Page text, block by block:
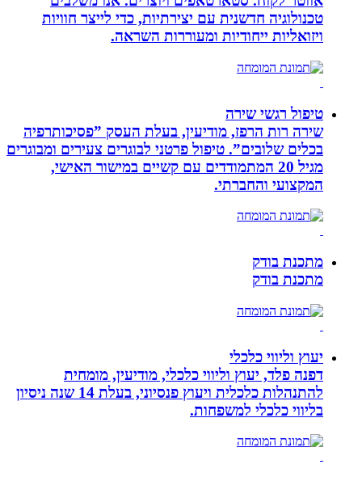
טכנולוגיה חדשנית עם יצירתיות, כדי לייצר חוויות
ויזואליות ייחודיות ומעוררות השראה.
טיפול רגשי שירה
שירה רות הרפז, מודיעין, בעלת העסק ”פסיכותרפיה
בכלים שלובים”. טיפול פרטני לבוגרים צעירים ומבוגרים
מגיל 20 המתמודדים עם קשיים במישור האישי,
המקצועי והחברתי.
מתכנת בודק
מתכנת בודק
יעוץ וליווי כלכלי
דפנה פלד, יעוץ וליווי כלכלי, מודיעין, מומחית
להתנהלות כלכלית ויעוץ פנסיוני, בעלת 14 שנה ניסיון
בליווי כלכלי למשפחות.